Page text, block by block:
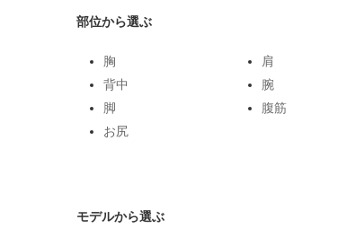
部位から選ぶ
胸
肩
背中
腕
脚
腹筋
お尻
モデルから選ぶ